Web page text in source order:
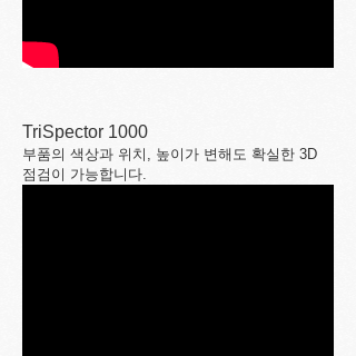
TriSpector 1000
부품의 색상과 위치, 높이가 변해도 확실한 3D
점검이 가능합니다.